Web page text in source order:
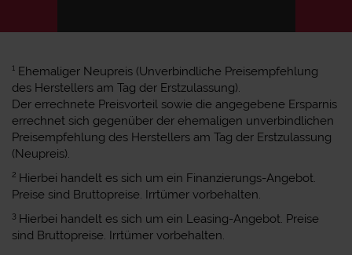
1 Ehemaliger Neupreis (Unverbindliche Preisempfehlung
des Herstellers am Tag der Erstzulassung).
Der errechnete Preisvorteil sowie die angegebene Ersparnis
errechnet sich gegenüber der ehemaligen unverbindlichen
Preisempfehlung des Herstellers am Tag der Erstzulassung
(Neupreis).
2 Hierbei handelt es sich um ein Finanzierungs-Angebot.
Preise sind Bruttopreise. Irrtümer vorbehalten.
3 Hierbei handelt es sich um ein Leasing-Angebot. Preise
sind Bruttopreise. Irrtümer vorbehalten.